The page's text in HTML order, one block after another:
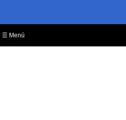
☰ Menú